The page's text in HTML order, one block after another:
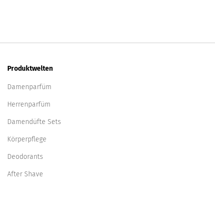
Produktwelten
Damenparfüm
Herrenparfüm
Damendüfte Sets
Körperpflege
Deodorants
After Shave